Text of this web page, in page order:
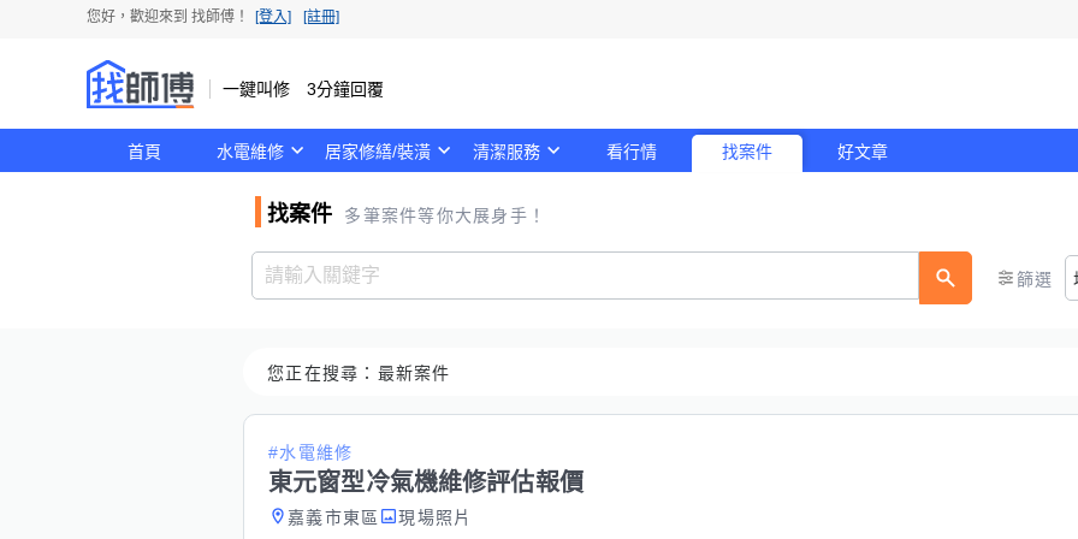
您好，歡迎來到 找師傅 ！ [登入] [註冊]
一鍵叫修 3分鐘回覆
首頁 水電維修 居家修繕/裝潢 清潔服務 看行情 找案件 好文章
找案件 多筆案件等你大展身手！
篩選
您正在搜尋： 最新案件
#水電維修
東元窗型冷氣機維修評估報價
嘉義市東區 現場照片